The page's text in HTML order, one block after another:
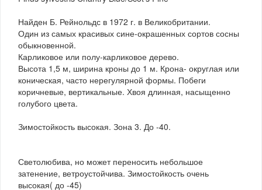
Найден Б. Рейнольдс в 1972 г. в Великобритании.
Один из самых красивых сине-окрашенных сортов сосны
обыкновенной.
Карликовое или полу-карликовое дерево.
Высота 1,5 м, ширина кроны до 1 м. Крона- округлая или
коническая, часто нерегулярной формы. Побеги
коричневые, вертикальные. Хвоя длинная, насыщенно
голубого цвета.
Зимостойкость высокая. Зона 3. До -40.
Светолюбива, но может переносить небольшое
затенение, ветроустойчива. Зимостойкость очень
высокая( до -45)